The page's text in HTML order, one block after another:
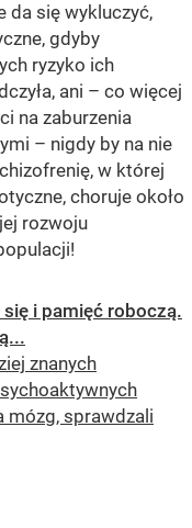
da się wykluczyć,
gdyby
ryzyko ich
ani – co więcej
na zaburzenia
– nigdy by na nie
w której
choruje około
rozwoju
i pamięć roboczą.
znanych
mózg, sprawdzali